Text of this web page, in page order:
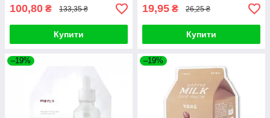
100,80 ₴ 133,35 ₴
Купити
19,95 ₴ 26,25 ₴
Купити
–19% –19%